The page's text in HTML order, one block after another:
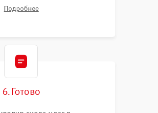
диагностики.
Подробнее
6. Готово